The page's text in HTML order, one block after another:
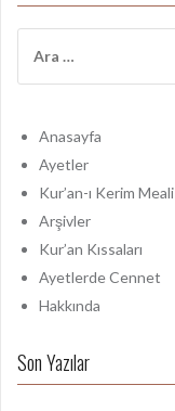
a
a
Anasayfa
Ayetler
Kur’an-ı Kerim Meali
Arşivler
Kur’an Kıssaları
Ayetlerde Cennet
Hakkında
Son Yazılar